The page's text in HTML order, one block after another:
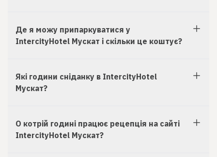
Де я можу припаркуватися у
IntercityHotel Мускат і скільки це коштує?
Які години сніданку в IntercityHotel
Мускат?
О котрій годині працює рецепція на сайті
IntercityHotel Мускат?